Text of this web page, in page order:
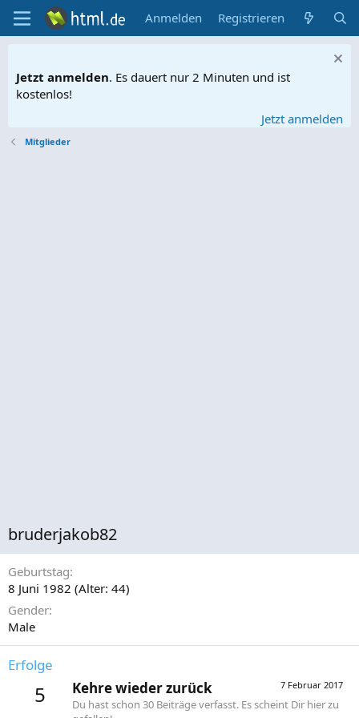
Anmelden Registrieren
Jetzt anmelden. Es dauert nur 2 Minuten und ist
kostenlos!
Jetzt anmelden
Mitglieder
bruderjakob82
Geburtstag
8 Juni 1982 (Alter: 44)
Gender
Male
Erfolge
5 7 Februar 2017
Kehre wieder zurück
Du hast schon 30 Beiträge verfasst. Es scheint Dir hier zu